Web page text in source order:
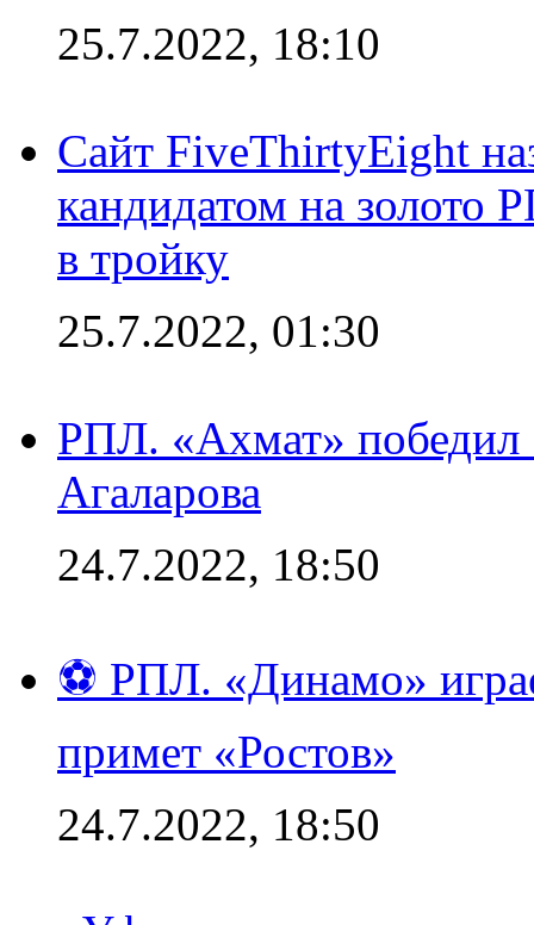
25.7.2022, 18:10
Сайт FiveThirtyEight
кандидатом на
в тройку
25.7.2022, 01:30
РПЛ. «Ахмат» победил
Агаларова
24.7.2022, 18:50
⚽ РПЛ. «Динамо»
примет «Ростов»
24.7.2022, 18:50